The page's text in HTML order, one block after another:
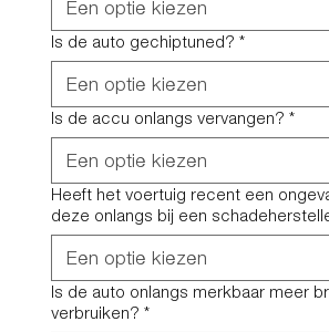
Is de auto gechiptuned? *
Is de accu onlangs vervangen? *
Heeft het voertuig recent een
deze onlangs bij een
Is de auto onlangs merkbaar meer
verbruiken? *